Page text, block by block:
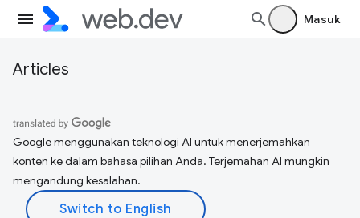
Masuk
Articles
Google menggunakan teknologi AI untuk menerjemahkan
konten ke dalam bahasa pilihan Anda. Terjemahan AI mungkin
mengandung kesalahan.